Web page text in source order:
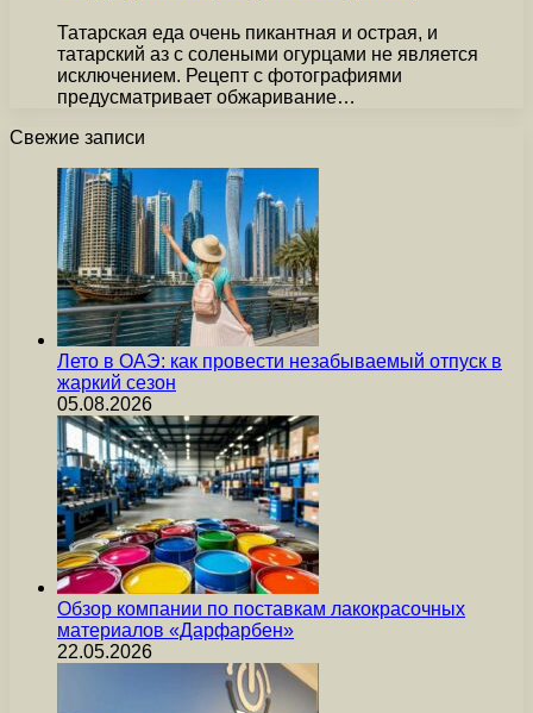
Татарская еда очень пикантная и острая, и
татарский аз с солеными огурцами не является
исключением. Рецепт с фотографиями
предусматривает обжаривание…
Свежие записи
Лето в ОАЭ: как провести незабываемый отпуск в
жаркий сезон
05.08.2026
Обзор компании по поставкам лакокрасочных
материалов «Дарфарбен»
22.05.2026